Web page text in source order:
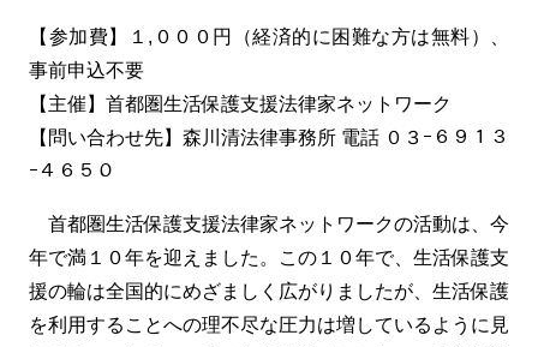
【参加費】１,０００円（経済的に困難な方は無料）、
事前申込不要
【主催】首都圏生活保護支援法律家ネットワーク
【問い合わせ先】森川清法律事務所 電話 ０３ｰ６９１３
ｰ４６５０
首都圏生活保護支援法律家ネットワークの活動は、今
年で満１０年を迎えました。この１０年で、生活保護支
援の輪は全国的にめざましく広がりましたが、生活保護
を利用することへの理不尽な圧力は増しているように見